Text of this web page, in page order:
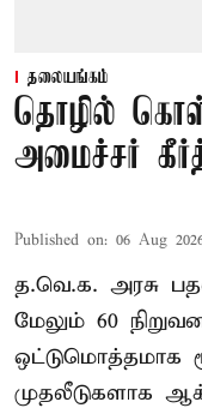
தலையங்கம்
தொழில்
அமைச்சர்
Published on: 06 Aug
த.வெ.க. அரசு
மேலும் 60
ஒட்டுமொத்தமாக
முதலீடுகளாக